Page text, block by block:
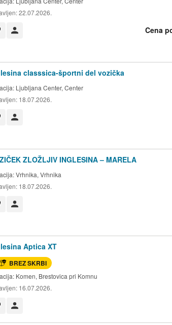
22.07.2026.
Cena
classsica-športni del vozička
Ljubljana Center, Center
18.07.2026.
ZLOŽLJIV INGLESINA – MARELA
Vrhnika, Vrhnika
18.07.2026.
Aptica XT
BREZ SKRBI
Komen, Brestovica pri Komnu
16.07.2026.